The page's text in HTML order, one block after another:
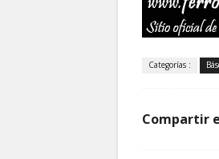
Categorías :
Compartir